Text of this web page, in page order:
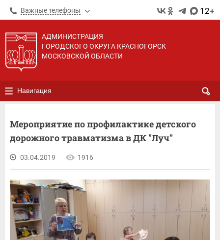
Важные телефоны 12+
АДМИНИСТРАЦИЯ
ГОРОДСКОГО ОКРУГА КРАСНОГОРСК
МОСКОВСКОЙ ОБЛАСТИ
Навигация
Мероприятие по профилактике детского
дорожного травматизма в ДК "Луч"
03.04.2019 1916